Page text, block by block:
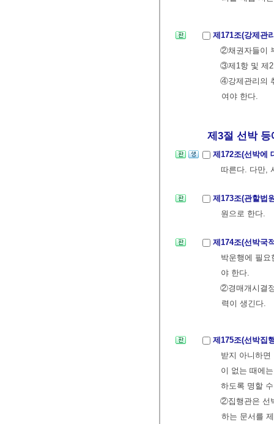
제171조(강제관
②채권자들이
③제1항 및 제2
④강제관리의
여야 한다.
제3절 선박 등
제172조(선박에
따른다. 다만,
제173조(관할법
원으로 한다.
제174조(선박국
박운행에 필요
야 한다.
②경매개시결
력이 생긴다.
제175조(선박집
받지 아니하
이 없는 때에
하도록 명할
②집행관은 선
하는 문서를